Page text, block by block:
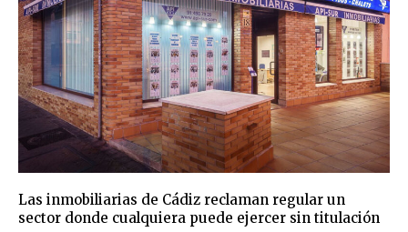
Las inmobiliarias de Cádiz reclaman regular un
sector donde cualquiera puede ejercer sin titulación